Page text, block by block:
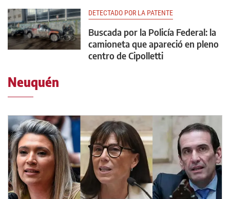
DETECTADO POR LA PATENTE
Buscada por la Policía Federal: la
camioneta que apareció en pleno
centro de Cipolletti
Neuquén